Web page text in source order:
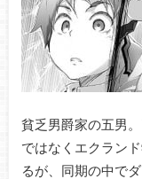
貧乏男爵家の五男
ではなくエクラン
るが、同期の中で